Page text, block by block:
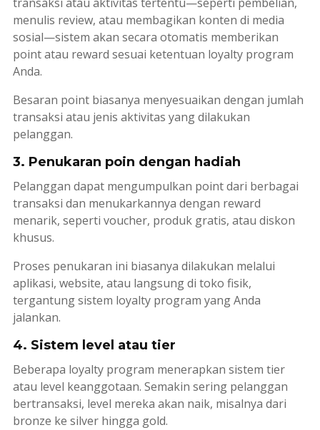
menulis review, atau membagikan konten di media
sosial—sistem akan secara otomatis memberikan
pointatau reward sesuai ketentuan loyalty program
Anda.
Besaran pointbiasanya menyesuaikan dengan jumlah
transaksi atau jenis aktivitas yang dilakukan
pelanggan.
3. Penukaran poin dengan hadiah
Pelanggan dapat mengumpulkan pointdari berbagai
transaksi dan menukarkannya dengan reward
menarik, seperti voucher, produk gratis, atau diskon
khusus.
Proses penukaran ini biasanya dilakukan melalui
aplikasi, website, atau langsung di toko fisik,
tergantung sistem loyalty program yang Anda
jalankan.
4. Sistem level atau tier
Beberapa loyalty program menerapkan sistem tier
atau level keanggotaan. Semakin sering pelanggan
bertransaksi, level mereka akan naik, misalnya dari
bronze ke silverhingga gold.